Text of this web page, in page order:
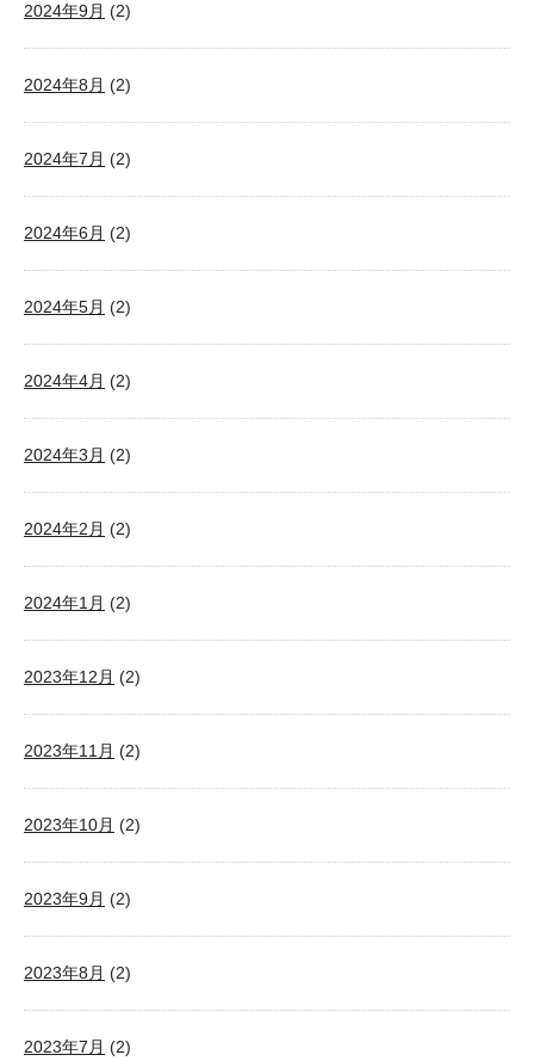
2024年9月 (2)
2024年8月 (2)
2024年7月 (2)
2024年6月 (2)
2024年5月 (2)
2024年4月 (2)
2024年3月 (2)
2024年2月 (2)
2024年1月 (2)
2023年12月 (2)
2023年11月 (2)
2023年10月 (2)
2023年9月 (2)
2023年8月 (2)
2023年7月 (2)